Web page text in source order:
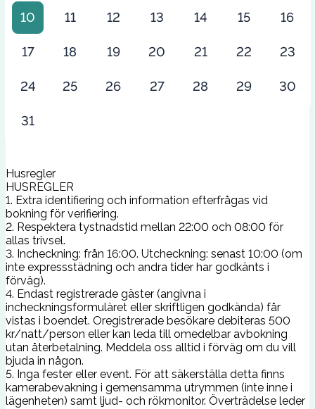
10 11 12 13 14 15 16
17 18 19 20 21 22 23
24 25 26 27 28 29 30
31
Husregler
HUSREGLER
1. Extra identifiering och information efterfrågas vid
bokning för verifiering.
2. Respektera tystnadstid mellan 22:00 och 08:00 för
allas trivsel.
3. Incheckning: från 16:00. Utcheckning: senast 10:00 (om
inte expressstädning och andra tider har godkänts i
förväg).
4. Endast registrerade gäster (angivna i
incheckningsformuläret eller skriftligen godkända) får
vistas i boendet. Oregistrerade besökare debiteras 500
kr/natt/person eller kan leda till omedelbar avbokning
utan återbetalning. Meddela oss alltid i förväg om du vill
bjuda in någon.
5. Inga fester eller event. För att säkerställa detta finns
kamerabevakning i gemensamma utrymmen (inte inne i
lägenheten) samt ljud- och rökmonitor. Överträdelse leder